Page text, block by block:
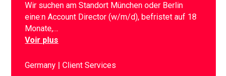
Wir suchen am Standort München oder Berlin
eine:n Account Director (w/m/d), befristet auf 18
Monate,…
Voir plus
Germany Client Services